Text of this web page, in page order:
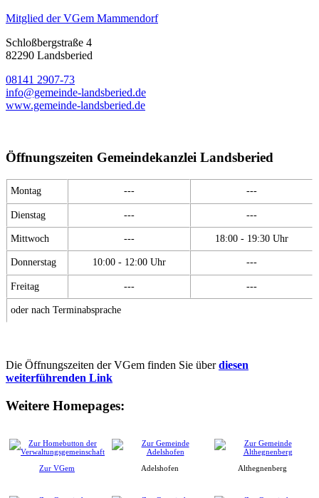
Mitglied der VGem Mammendorf
Schloßbergstraße 4
82290 Landsberied
08141 2907-73
info@gemeinde-landsberied.de
www.gemeinde-landsberied.de
Öffnungszeiten Gemeindekanzlei Landsberied
Montag --- ---
Dienstag --- ---
Mittwoch --- 18:00 - 19:30 Uhr
Donnerstag 10:00 - 12:00 Uhr ---
Freitag --- ---
oder nach Terminabsprache
Die Öffnungszeiten der VGem finden Sie überdiesen
weiterführenden Link
Weitere Homepages:
Zur VGem Adelshofen Althegnenberg